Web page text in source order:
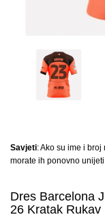
Savjeti: Ako su ime i
morate ih ponovno
Dres Barcelona
26 Kratak Rukav